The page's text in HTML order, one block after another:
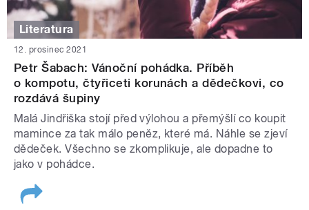
Literatura
12. prosinec 2021
Petr Šabach: Vánoční pohádka. Příběh
o kompotu, čtyřiceti korunách a dědečkovi, co
rozdává šupiny
Malá Jindřiška stojí před výlohou a přemýšlí co koupit
mamince za tak málo peněz, které má. Náhle se zjeví
dědeček. Všechno se zkomplikuje, ale dopadne to
jako v pohádce.